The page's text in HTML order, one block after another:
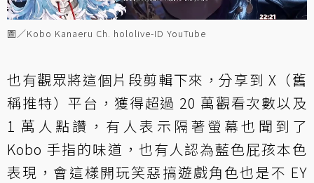
圖／Kobo Kanaeru Ch. hololive-ID YouTube
也有觀眾將這個片段剪輯下來，分享到 X（舊
稱推特）平台，獲得超過 20 萬觀看次數以及
1 萬人點讚，有人表示隔著螢幕也聞到了
Kobo 手指的味道，也有人認為藍色屁孩本色
表現，會這樣開玩笑惡搞遊戲角色也是不 EY